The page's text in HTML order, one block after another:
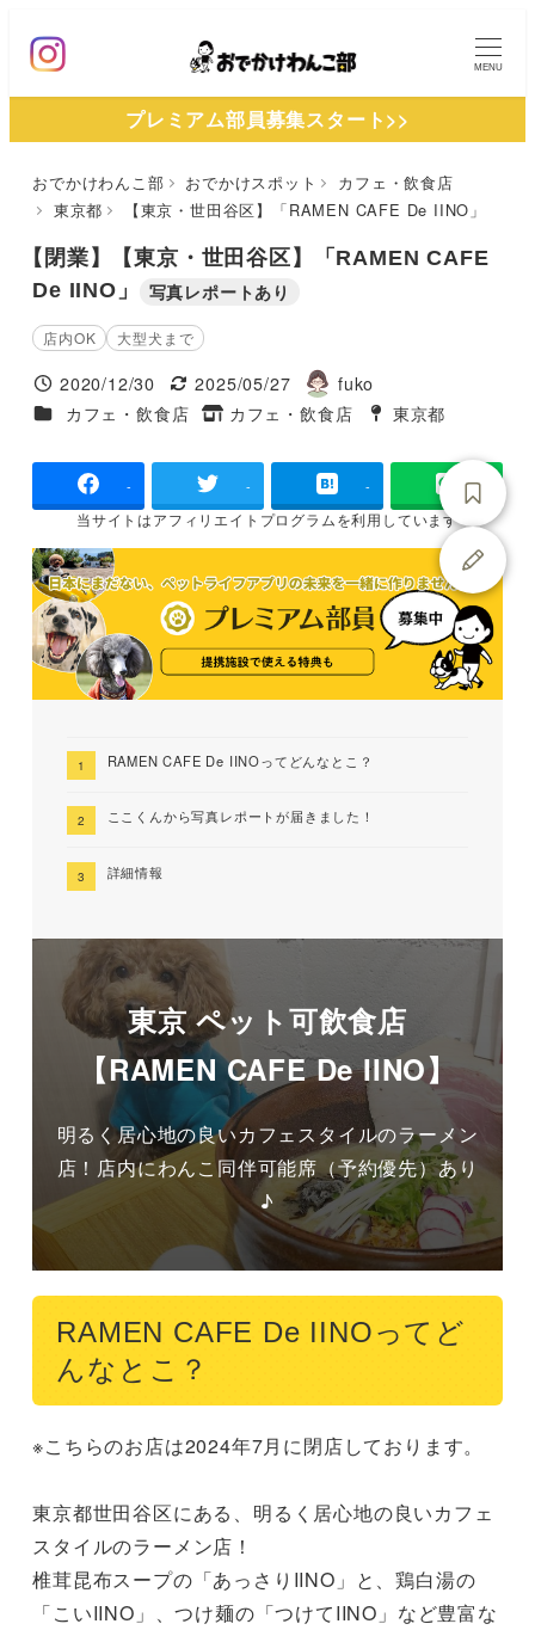
ン
MENU
プレミアム部員募集スタート>>
おでかけわんこ部 おでかけスポット
カフェ・飲食店
東京都
【東京・世田谷区】「RAMEN CAFE De IINO」
【閉業】【東京・世田谷区】「RAMEN CAFE
De IINO」
写真レポートあり
店内OK 大型犬まで
投稿日
2020/12/30
更新日
2025/05/27
著
者
fuko
施設ジャンル
カフェ・飲食店
タグ
カフェ・飲食店
タグ
東京都
- - -
当サイトはアフィリエイトプログラムを利用しています
RAMEN CAFE De IINOってどんなとこ？
ここくんから写真レポートが届きました！
詳細情報
東京 ペット可飲食店
【RAMEN CAFE De IINO】
明るく居心地の良いカフェスタイルのラーメン
店！店内にわんこ同伴可能席（予約優先）あり
♪
RAMEN CAFE De IINOってど
んなとこ？
※こちらのお店は2024年7月に閉店しております。
東京都世田谷区にある、明るく居心地の良いカフェ
スタイルのラーメン店！
椎茸昆布スープの「あっさりIINO」と、鶏白湯の
「こいIINO」、つけ麺の「つけてIINO」など豊富な